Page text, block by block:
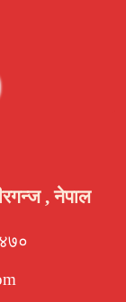
, नेपाल